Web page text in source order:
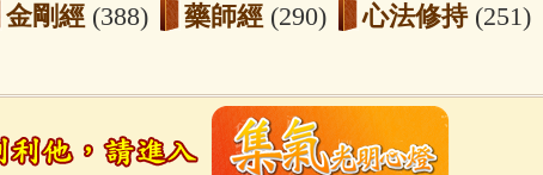
金剛經 (388) 藥師經 (290) 心法修持 (251)
地藏經(225) 臨終助念(190) 文殊菩薩
聖救度佛母(綠度母)(144) 動物念佛往生